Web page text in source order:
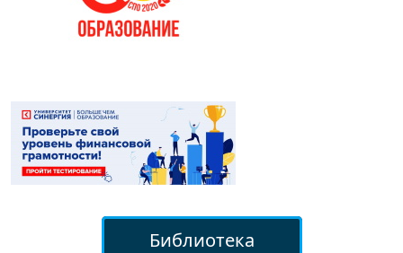
Библиотека